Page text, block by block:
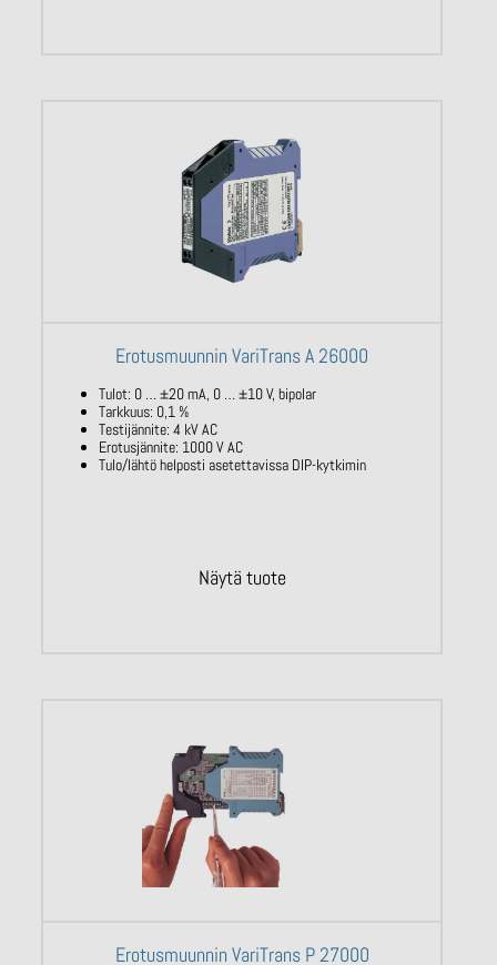
Erotusmuunnin VariTrans A 26000
Tulot: 0 … ±20 mA, 0 … ±10 V, bipolar
Tarkkuus: 0,1 %
Testijännite: 4 kV AC
Erotusjännite: 1000 V AC
Tulo/lähtö helposti asetettavissa DIP-kytkimin
Näytä tuote
Erotusmuunnin VariTrans P 27000